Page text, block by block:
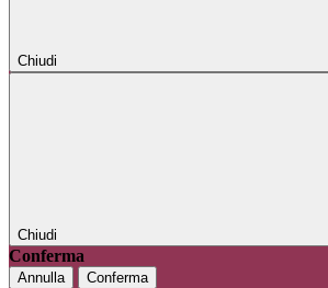
Chiudi
Chiudi
Conferma
Annulla Conferma